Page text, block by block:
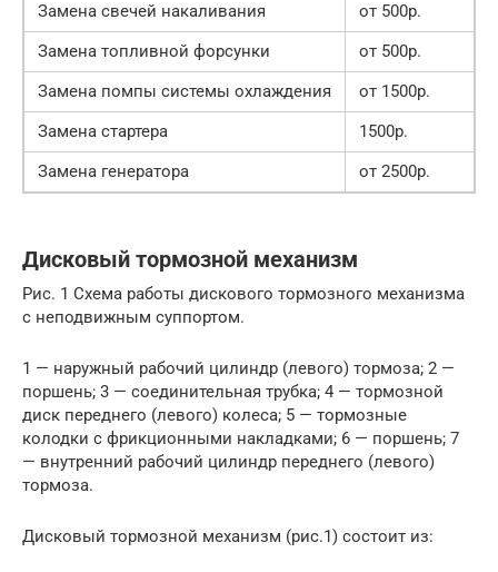
Замена свечей накаливания
от 500р.
Замена топливной форсунки
от 500р.
Замена помпы системы охлаждения
от 1500р.
Замена стартера
1500р.
Замена генератора
от 2500р.
Дисковый тормозной механизм
Рис. 1 Схема работы дискового тормозного механизма
с неподвижным суппортом.
1 — наружный рабочий цилиндр (левого) тормоза; 2 —
поршень; 3 — соединительная трубка; 4 — тормозной
диск переднего (левого) колеса; 5 — тормозные
колодки с фрикционными накладками; 6 — поршень; 7
— внутренний рабочий цилиндр переднего (левого)
тормоза.
Дисковый тормозной механизм (рис.1) состоит из: